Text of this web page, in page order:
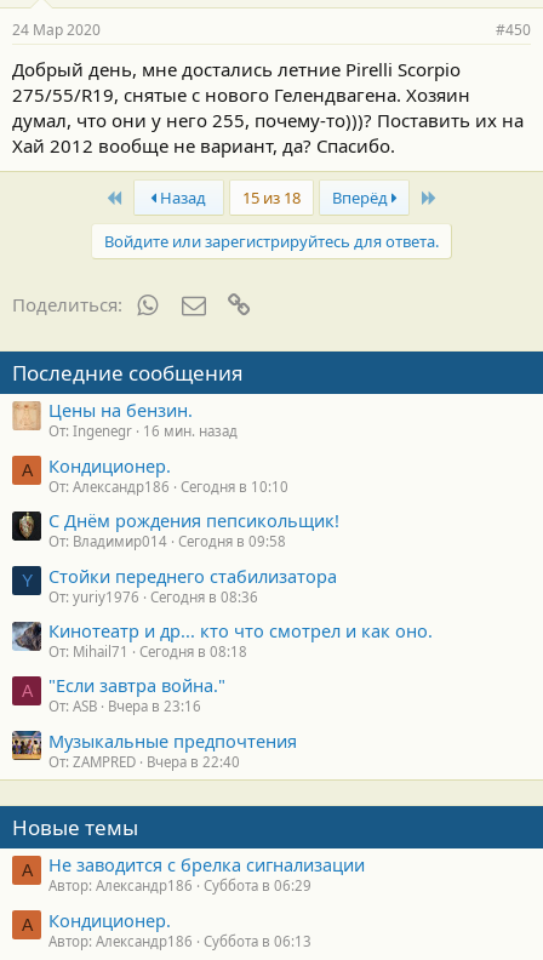
24 Мар 2020 #450
Добрый день, мне достались летние Pirelli Scorpio
275/55/R19, снятые с нового Гелендвагена. Хозяин
думал, что они у него 255, почему-то)))? Поставить их на
Хай 2012 вообще не вариант, да? Спасибо.
First Назад 15 из 18 Вперёд
Войдите или зарегистрируйтесь для ответа.
Поделиться: WhatsAppЭлектронная почта
Последние сообщения
Цены на бензин.
От: Ingenegr 16 мин. назад
А Кондиционер.
От: Александр186 Сегодня в 10:10
С Днём рождения пепсикольщик!
От: Владимир014 Сегодня в 09:58
Y Стойки переднего стабилизатора
От: yuriy1976 Сегодня в 08:36
Кинотеатр и др... кто что смотрел и как оно.
От: Mihail71 Сегодня в 08:18
A "Если завтра война."
От: ASB Вчера в 23:16
Музыкальные предпочтения
От: ZAMPRED Вчера в 22:40
Новые темы
А Не заводится с брелка сигнализации
Автор: Александр186 Суббота в 06:29
А Кондиционер.
Автор: Александр186 Суббота в 06:13